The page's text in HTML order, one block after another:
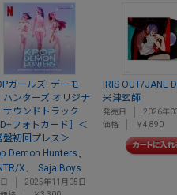
ガールズ! デーモ
ハンターズ オリジナ
サウンドトラック
フォトカード］＜
盤初回プレス＞
Demon Hunters
X Saja Boys
2025年11月05日
IRIS OUT/JANE
米津玄師
発売日
2026年
価格
￥4,890